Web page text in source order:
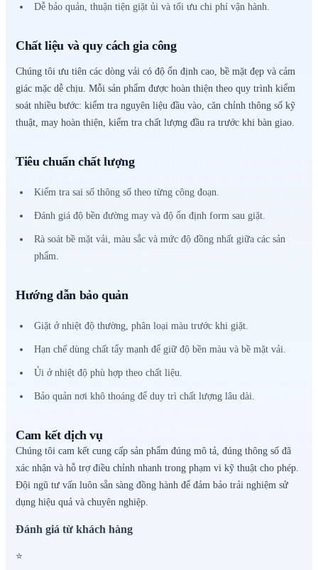
Dễ bảo quản, thuận tiện giặt ủi và tối ưu chi phí vận hành.
Chất liệu và quy cách gia công
Chúng tôi ưu tiên các dòng vải có độ ổn định cao, bề mặt đẹp và cảm
giác mặc dễ chịu. Mỗi sản phẩm được hoàn thiện theo quy trình kiểm
soát nhiều bước: kiểm tra nguyên liệu đầu vào, căn chỉnh thông số kỹ
thuật, may hoàn thiện, kiểm tra chất lượng đầu ra trước khi bàn giao.
Tiêu chuẩn chất lượng
Kiểm tra sai số thông số theo từng công đoạn.
Đánh giá độ bền đường may và độ ổn định form sau giặt.
Rà soát bề mặt vải, màu sắc và mức độ đồng nhất giữa các sản
phẩm.
Hướng dẫn bảo quản
Giặt ở nhiệt độ thường, phân loại màu trước khi giặt.
Hạn chế dùng chất tẩy mạnh để giữ độ bền màu và bề mặt vải.
Ủi ở nhiệt độ phù hợp theo chất liệu.
Bảo quản nơi khô thoáng để duy trì chất lượng lâu dài.
Cam kết dịch vụ
Chúng tôi cam kết cung cấp sản phẩm đúng mô tả, đúng thông số đã
xác nhận và hỗ trợ điều chỉnh nhanh trong phạm vi kỹ thuật cho phép.
Đội ngũ tư vấn luôn sẵn sàng đồng hành để đảm bảo trải nghiệm sử
dụng hiệu quả và chuyên nghiệp.
Đánh giá từ khách hàng
⭐